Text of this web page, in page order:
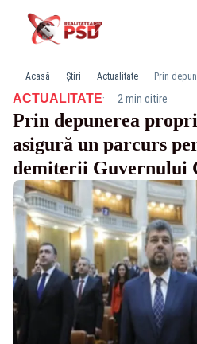
Acasă Știri Actualitate
ACTUALITATE· 2 min citire
Prin depunerea
asigură un parcurs
demiterii Guvernului